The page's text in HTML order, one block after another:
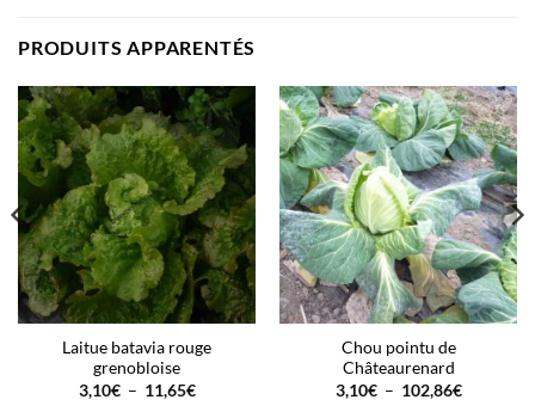
PRODUITS APPARENTÉS
Laitue batavia rouge
grenobloise
3,10€ – 11,65€Plage
Chou pointu de
Châteaurenard
3,10€ – 102,86€Plage